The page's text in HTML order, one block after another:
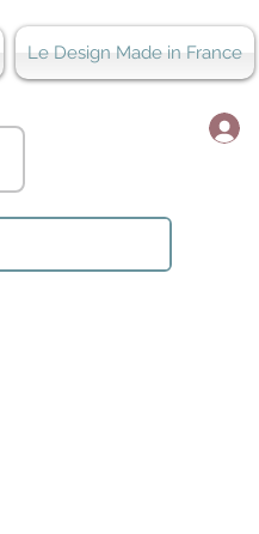
Le Design Made in France